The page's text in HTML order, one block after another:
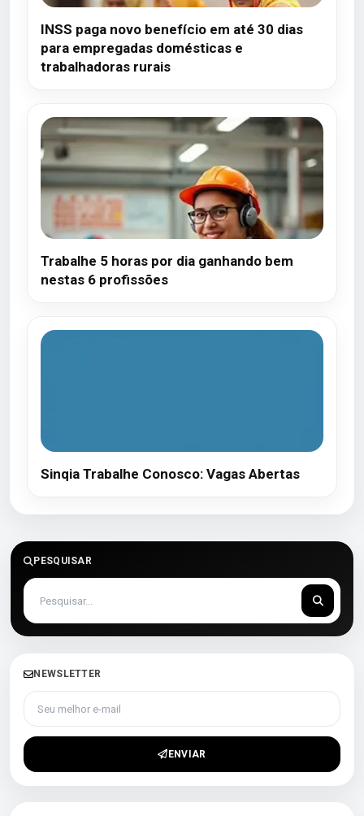
INSS paga novo benefício em até 30 dias
para empregadas domésticas e
trabalhadoras rurais
Trabalhe 5 horas por dia ganhando bem
nestas 6 profissões
Sinqia Trabalhe Conosco: Vagas Abertas
PESQUISAR
NEWSLETTER
Seu melhor e-mail
ENVIAR